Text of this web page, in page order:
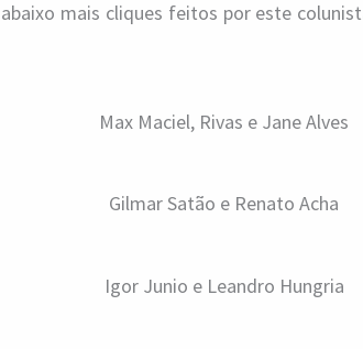
mais cliques feitos por este
Max Maciel, Rivas e Jane Alves
Gilmar Satão e Renato Acha
Igor Junio e Leandro Hungria